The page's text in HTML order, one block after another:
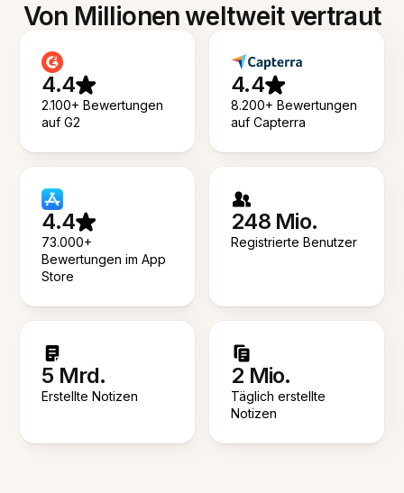
Von Millionen weltweit vertraut
4.4
2.100+ Bewertungen
auf G2
4.4
8.200+ Bewertungen
auf Capterra
4.4
73.000+
Bewertungen im App
Store
248 Mio.
Registrierte Benutzer
5 Mrd.
Erstellte Notizen
2 Mio.
Täglich erstellte
Notizen